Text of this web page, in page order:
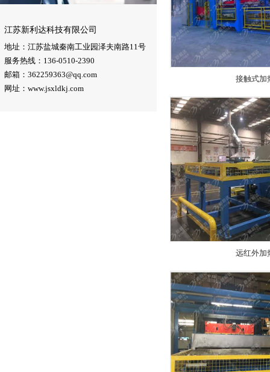
江苏新利达科技有限公司
地址：江苏盐城秦南工业园泽夫南路11号
服务热线：136-0510-2390
邮箱：362259363@qq.com
网址：www.jsxldkj.com
接触式加
远红外加